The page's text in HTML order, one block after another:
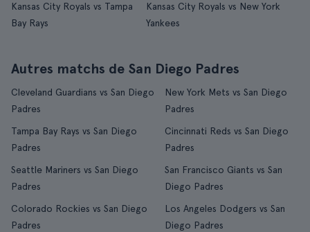
Kansas City Royals vs Tampa
Bay Rays
Kansas City Royals vs New York
Yankees
Autres matchs de San Diego Padres
Cleveland Guardians vs San Diego
Padres
New York Mets vs San Diego
Padres
Tampa Bay Rays vs San Diego
Padres
Cincinnati Reds vs San Diego
Padres
Seattle Mariners vs San Diego
Padres
San Francisco Giants vs San
Diego Padres
Colorado Rockies vs San Diego
Padres
Los Angeles Dodgers vs San
Diego Padres